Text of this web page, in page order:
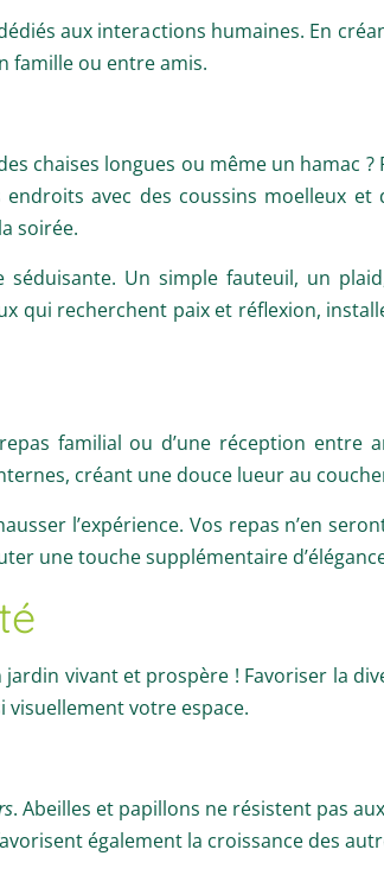
aux interactions humaines. En
famille ou entre amis.
chaises longues ou même un hamac
avec des coussins moelleux
soirée.
Un simple fauteuil, un
qui recherchent paix et réflexion,
repas familial ou d’une réception
créant une douce lueur au
l’expérience. Vos repas n’en
une touche supplémentaire
vivant et prospère ! Favoriser la
votre espace.
. Abeilles et papillons ne résistent pas
également la croissance des